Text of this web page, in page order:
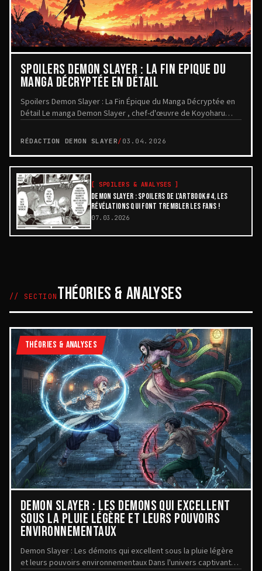
SPOILERS DEMON SLAYER : LA FIN ÉPIQUE DU
MANGA DÉCRYPTÉE EN DÉTAIL
Spoilers Demon Slayer : La Fin Épique du Manga Décryptée en
Détail Le manga Demon Slayer , chef-d'œuvre de Koyoharu
RÉDACTION DEMON SLAYER/ 03.04.2026
[ SPOILERS & ANALYSES ]
DEMON SLAYER : SPOILERS DE L'ARTBOOK #4, LES
RÉVÉLATIONS QUI FONT TREMBLER LES FANS !
07.03.2026
// SECTIONTHÉORIES & ANALYSES
THÉORIES & ANALYSES
DEMON SLAYER : LES DÉMONS QUI EXCELLENT
SOUS LA PLUIE LÉGÈRE ET LEURS POUVOIRS
ENVIRONNEMENTAUX
Demon Slayer : Les démons qui excellent sous la pluie légère
et leurs pouvoirs environnementaux Dans l'univers captivant